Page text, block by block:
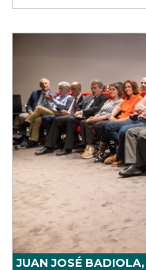
JUAN JOSÉ